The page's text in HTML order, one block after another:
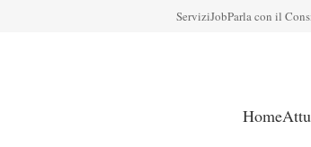
ServiziJobParla con il
Home